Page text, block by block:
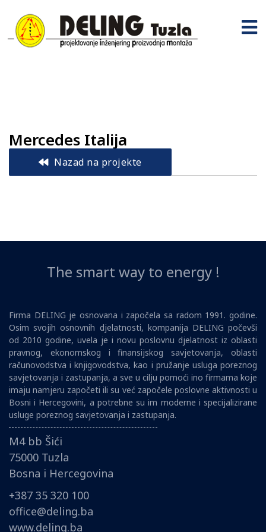
Mercedes Italija
Nazad na projekte
The smart way to energy !
Firma DELING je osnovana i započela sa radom 1991. godine.
Osim svojih osnovnih djelatnosti, kompanija DELING počevši
od 2010 godine, uvela je i novu poslovnu djelatnost iz oblasti
pravnog, ekonomskog i finansijskog savjetovanja, oblasti
računovodstva i knjigovodstva, kao i pružanje usluga poreznog
savjetovanja i zastupanja, a sve u cilju pomoći ino firmama koje
imaju namjeru započeti ili su već započele poslovne aktivnosti u
Bosni i Hercegovini, a potrebne su im moderne i specijalizirane
usluge poreznog savjetovanja i zastupanja.
M4 bb Šići
75000 Tuzla
Bosna i Hercegovina
+387 35 320 100
office@deling.ba
www.deling.ba